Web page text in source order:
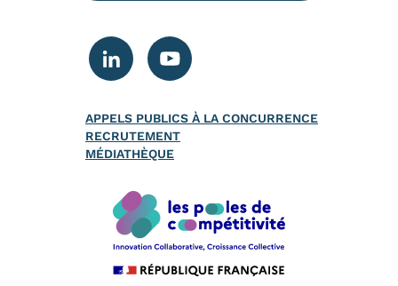
APPELS PUBLICS À LA CONCURRENCE
RECRUTEMENT
MÉDIATHÈQUE